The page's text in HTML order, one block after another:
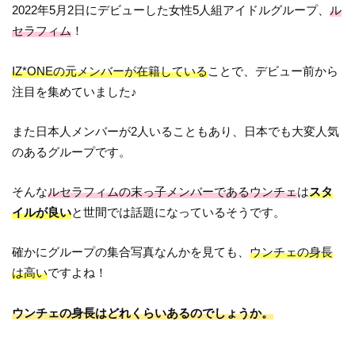
2022年5月2日にデビューした女性5人組アイドルグループ、ル
セラフィム ！
IZ*ONEの元メンバーが在籍していることで、デビュー前から
注目を集めていました♪
また日本人メンバーが2人いることもあり、日本でも大変人気
のあるグループです。
そんなルセラフィムの末っ子メンバーであるウンチェはスタ
イルが良いと世間では話題になっているそうです。
確かにグループの集合写真なんかを見ても、ウンチェの身長
は高いですよね！
ウンチェの身長はどれくらいあるのでしょうか。